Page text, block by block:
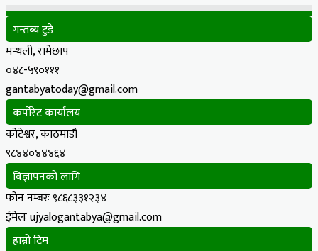
गन्तब्य टुडे
मन्थली, रामेछाप
०४८-५९०१११
gantabyatoday@gmail.com
कर्पोरेट कार्यालय
कोटेश्वर, काठमाडौं
९८४४०४४४६४
विज्ञापनको लागि
फोन नम्बरः ९८६८३३१२३४
ईमेलः ujyalogantabya@gmail.com
हाम्रो टिम